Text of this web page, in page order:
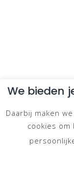
We bieden
Daarbij maken
cookies om